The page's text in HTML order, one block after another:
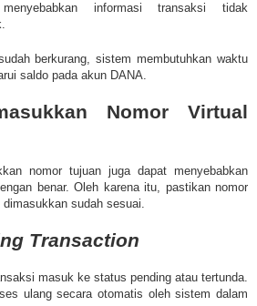
informasi transaksi tidak
berkurang, sistem membutuhkan waktu
saldo pada akun DANA.
Nomor Virtual
nomor tujuan juga dapat menyebabkan
benar. Oleh karena itu, pastikan nomor
sudah sesuai.
Transaction
masuk ke status pending atau tertunda.
ulang secara otomatis oleh sistem dalam